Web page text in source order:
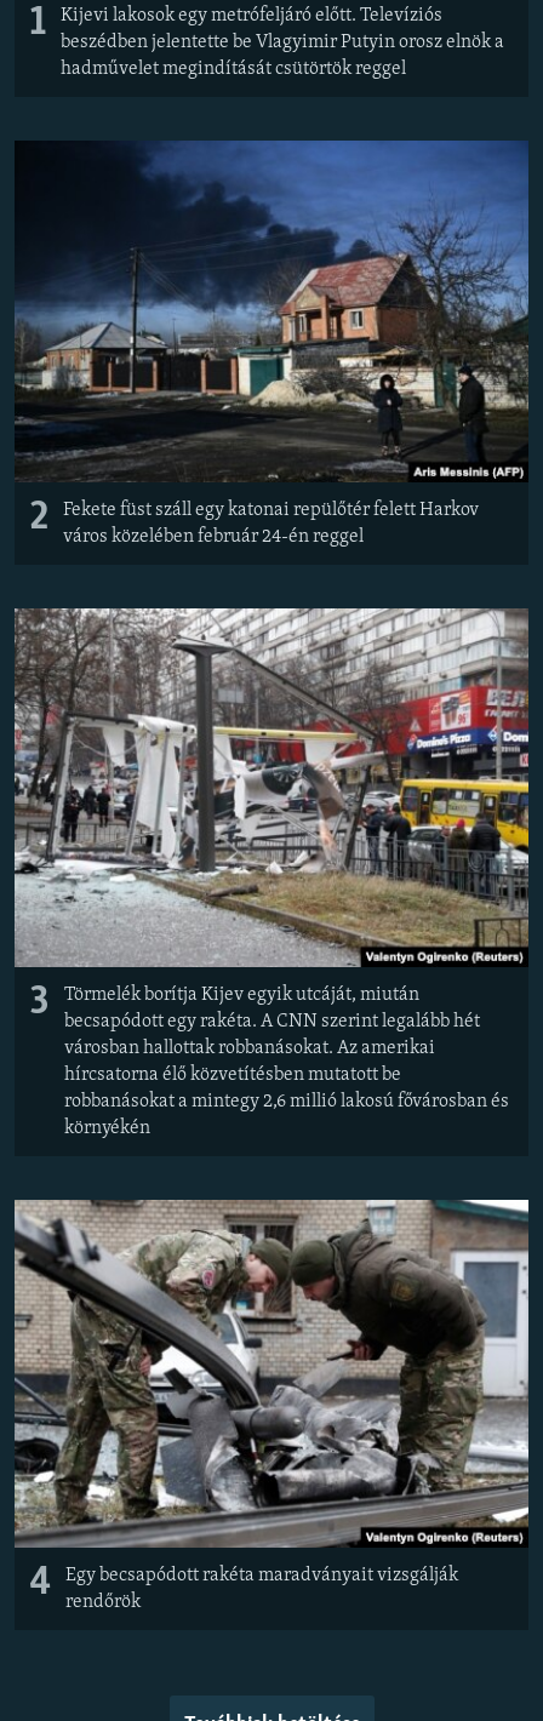
1
Kijevi lakosok egy metrófeljáró előtt. Televíziós
beszédben jelentette be Vlagyimir Putyin orosz elnök a
hadművelet megindítását csütörtök reggel
2
Fekete füst száll egy katonai repülőtér felett Harkov
város közelében február 24-én reggel
3
Törmelék borítja Kijev egyik utcáját, miután
becsapódott egy rakéta. A CNN szerint legalább hét
városban hallottak robbanásokat. Az amerikai
hírcsatorna élő közvetítésben mutatott be
robbanásokat a mintegy 2,6 millió lakosú fővárosban és
környékén
4
Egy becsapódott rakéta maradványait vizsgálják
rendőrök